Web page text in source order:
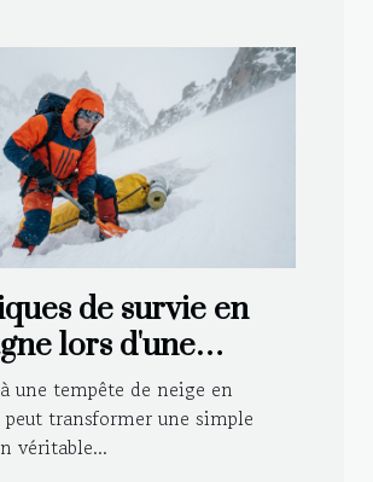
de survie en
lors d'une
de neige
une tempête de neige en
transformer une simple
véritable...